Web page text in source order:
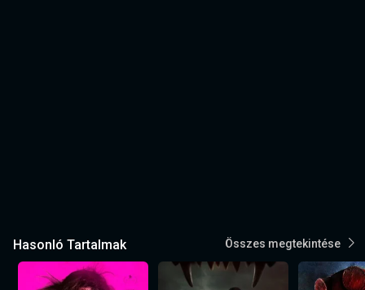
Hasonló Tartalmak Összes megtekintése